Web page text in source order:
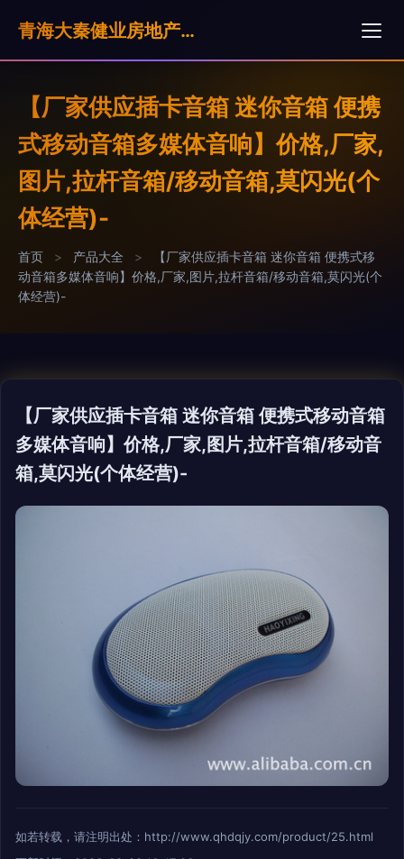
青海大秦健业房地产营销策划有限公司
【厂家供应插卡音箱 迷你音箱 便携
式移动音箱多媒体音响】价格,厂家,
图片,拉杆音箱/移动音箱,莫闪光(个
体经营)-
首页 > 产品大全 >
【厂家供应插卡音箱 迷你音箱 便携式移
动音箱多媒体音响】价格,厂家,图片,拉杆音箱/移动音箱,莫闪光(个
体经营)-
【厂家供应插卡音箱 迷你音箱 便携式移动音箱
多媒体音响】价格,厂家,图片,拉杆音箱/移动音
箱,莫闪光(个体经营)-
如若转载，请注明出处：http://www.qhdqjy.com/product/25.html